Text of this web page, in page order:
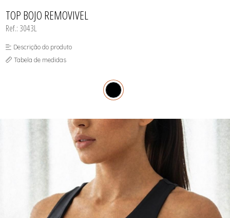
TOP BOJO REMOVIVEL
Ref.: 3043L
Descrição do produto
Tabela de medidas